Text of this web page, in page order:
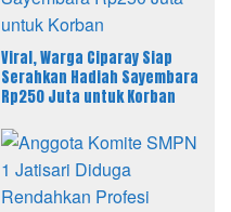
Viral, Warga Ciparay Siap
Serahkan Hadiah Sayembara
Rp250 Juta untuk Korban